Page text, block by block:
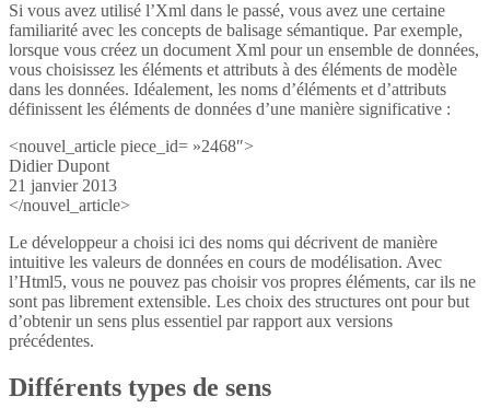
Si vous avez utilisé l’Xml dans le passé, vous avez une certaine
familiarité avec les concepts de balisage sémantique. Par exemple,
lorsque vous créez un document Xml pour un ensemble de données,
vous choisissez les éléments et attributs à des éléments de modèle
dans les données. Idéalement, les noms d’éléments et d’attributs
définissent les éléments de données d’une manière significative :
<nouvel_article piece_id= »2468″>
Didier Dupont
21 janvier 2013
</nouvel_article>
Le développeur a choisi ici des noms qui décrivent de manière
intuitive les valeurs de données en cours de modélisation. Avec
l’Html5, vous ne pouvez pas choisir vos propres éléments, car ils ne
sont pas librement extensible. Les choix des structures ont pour but
d’obtenir un sens plus essentiel par rapport aux versions
précédentes.
Différents types de sens